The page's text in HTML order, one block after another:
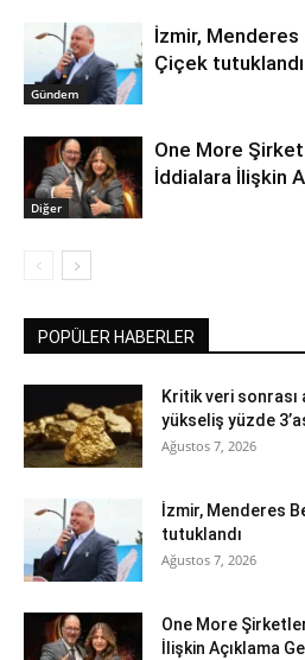
Gündem
İzmir, Menderes
Çiçek tutuklandı
Diğer
One More
İddialara İlişkin
POPÜLER HABERLER
Kritik veri sonrası
yükseliş yüzde
Ağustos 7, 2026
İzmir, Menderes
tutuklandı
Ağustos 7, 2026
One More
İlişkin Açıklama